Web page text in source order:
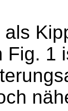
als
Fig. 1